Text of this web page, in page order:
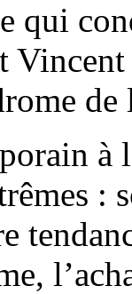
qui
de
à
: